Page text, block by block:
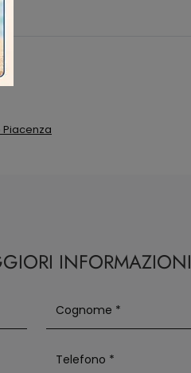
Piacenza
INFORMAZIONI